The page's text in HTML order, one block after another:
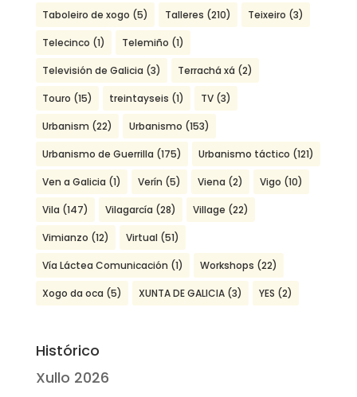
Taboleiro de xogo (5) Talleres (210) Teixeiro (3)
Telecinco (1) Telemiño (1)
Televisión de Galicia (3) Terrachá xá (2)
Touro (15) treintayseis (1) TV(3)
Urbanism (22) Urbanismo (153)
Urbanismo de Guerrilla (175) Urbanismo táctico (121)
Ven a Galicia (1) Verín (5) Viena (2) Vigo (10)
Vila (147) Vilagarcía (28) Village (22)
Vimianzo (12) Virtual (51)
Vía Láctea Comunicación (1) Workshops (22)
Xogo da oca (5) XUNTA DE GALICIA(3) YES (2)
Histórico
Xullo 2026